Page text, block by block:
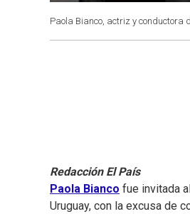
Paola Bianco, actriz y conductora
Redacción El País
Paola Bianco fue invitada
Uruguay, con la excusa de